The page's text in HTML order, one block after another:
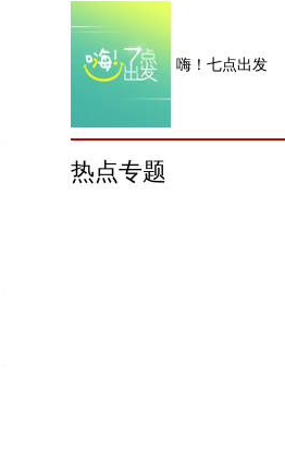
嗨！七点出发
热点专题